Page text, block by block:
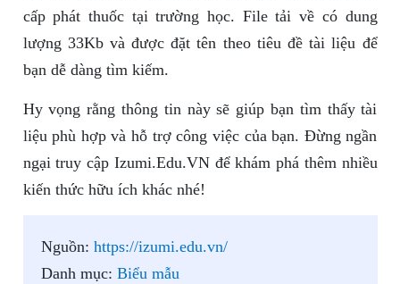
cấp phát thuốc tại trường học. File tải về có dung
lượng 33Kb và được đặt tên theo tiêu đề tài liệu để
bạn dễ dàng tìm kiếm.
Hy vọng rằng thông tin này sẽ giúp bạn tìm thấy tài
liệu phù hợp và hỗ trợ công việc của bạn. Đừng ngần
ngại truy cập Izumi.Edu.VN để khám phá thêm nhiều
kiến thức hữu ích khác nhé!
Nguồn: https://izumi.edu.vn/
Danh mục: Biểu mẫu